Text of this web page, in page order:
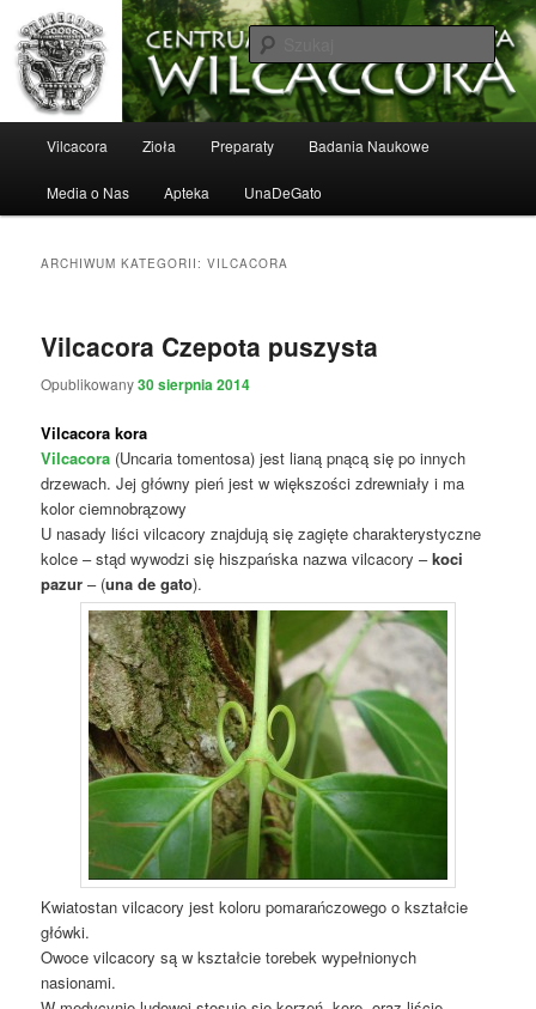
Vilcacora Una de Gato
Vilcacora i inne zioła, wspomaganie leczenia nowotworów, lekarze
specjaliści. Ścisła współpraca z Instytutem IPIFA, stosujemy opracowane w
Instytucie kuracje. Leczenie przy pomocy ziół, Vilcacora, cordyceps,reishi i
innych
Przeskocz
do
Przeskocz
do
Vilcacora Zioła Preparaty Badania Naukowe
Media o Nas Apteka UnaDeGato
ARCHIWUM KATEGORII:VILCACORA
Vilcacora Czepota puszysta
Opublikowany30 sierpnia 2014
Vilcacora kora
Vilcacora (Uncaria tomentosa) jest lianą pnącą się po innych
drzewach. Jej główny pień jest w większości zdrewniały i ma
kolor ciemnobrązowy
U nasady liści vilcacory znajdują się zagięte charakterystyczne
kolce – stąd wywodzi się hiszpańska nazwa vilcacory –koci
pazur – (una de gato).
Kwiatostan vilcacory jest koloru pomarańczowego o kształcie
główki.
Owoce vilcacory są w kształcie torebek wypełnionych
nasionami.